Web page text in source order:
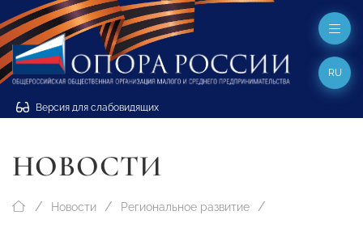
Версия для слабовидящих
RU
НОВОСТИ
Новости Региональное развитие